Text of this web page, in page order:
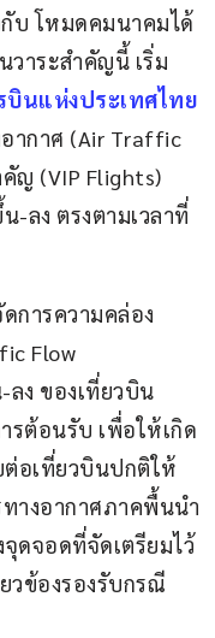
กับ โหมดคมนาคมได้
าระสำคัญนี้ เริ่ม
นแห่งประเทศไทย
ากาศ (Air Traffic
ญ (VIP Flights)
-ลง ตรงตามเวลาที่
การความคล่อง
Flow
ลง ของเที่ยวบิน
รต้อนรับ เพื่อให้เกิด
ต่อเที่ยวบินปกติให้
างอากาศภาคพื้นนำ
ดจอดที่จัดเตรียมไว้
วข้องรองรับกรณี